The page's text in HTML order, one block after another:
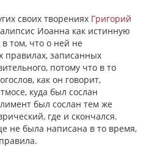
своих творениях Григорий
Иоанна как истинную
том, что о ней не
правилах, записанных
потому что в то
как он говорит,
куда был сослан
был сослан тем же
где и скончался.
не была написана в то время,